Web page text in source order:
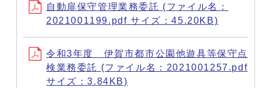
自動扉保守管理業務委託 (ファイル名：
2021001199.pdf サイズ：45.20KB)
令和3年度 伊賀市都市公園他遊具等保守点
検業務委託 (ファイル名：2021001257.pdf
サイズ：3.84KB)